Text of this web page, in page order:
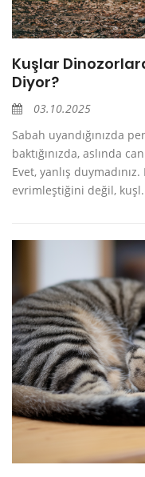
Kuşlar
Diyor?
03.10.2025
Sabah uyandığınızda
baktığınızda, aslında
Evet, yanlış
evrimleştiğini değil,